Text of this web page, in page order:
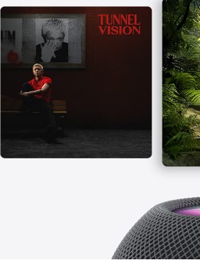
口
中
打
开)